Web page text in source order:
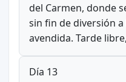
del Carmen, donde
sin fin de diversión
avendida. Tarde
Día 13